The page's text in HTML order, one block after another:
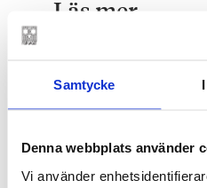
Samtycke
Denna webbplats använder
Vi använder
Läs mer